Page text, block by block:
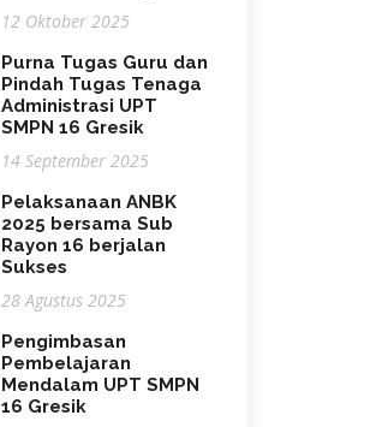
12 Oktober 2025
Purna Tugas Guru dan
Pindah Tugas Tenaga
Administrasi UPT
SMPN 16 Gresik
14 September 2025
Pelaksanaan ANBK
2025 bersama Sub
Rayon 16 berjalan
Sukses
28 Agustus 2025
Pengimbasan
Pembelajaran
Mendalam UPT SMPN
16 Gresik